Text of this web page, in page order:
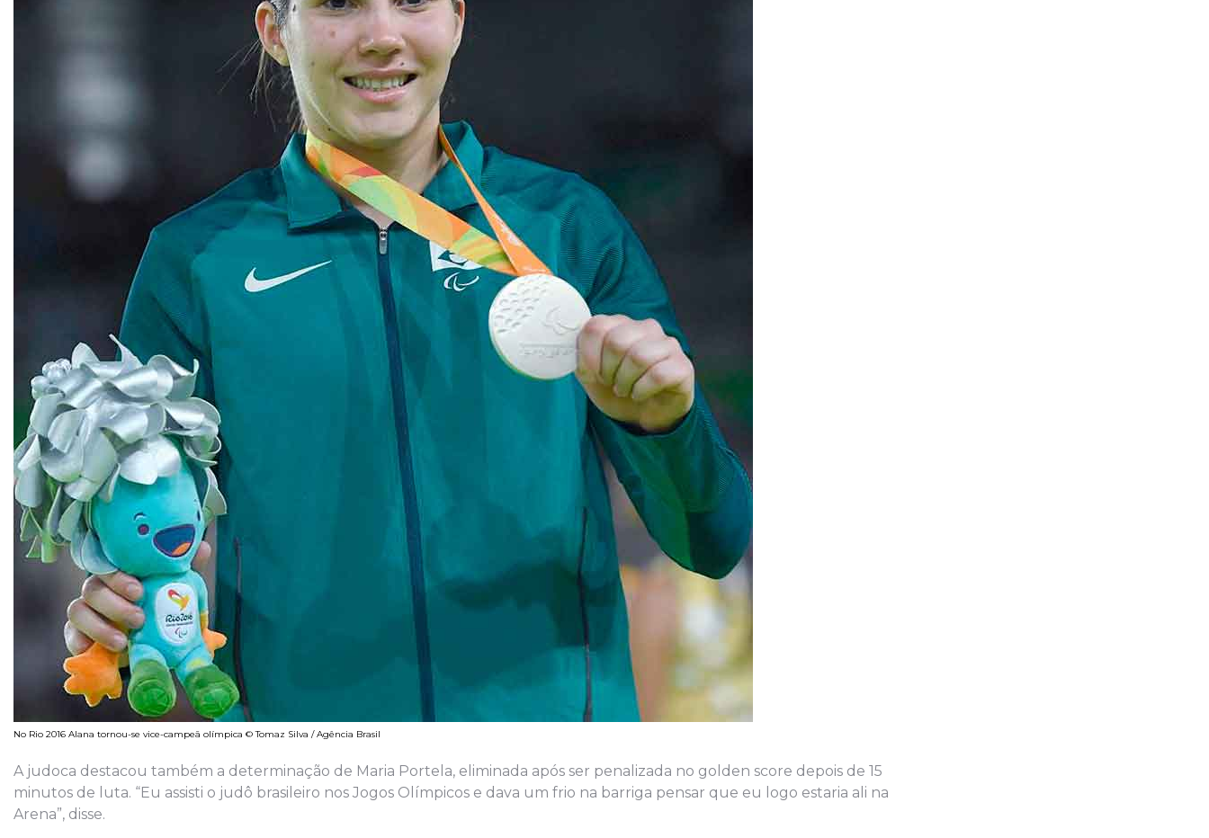
No Rio 2016 Alana tornou-se vice-campeã olímpica © Tomaz Silva / Agência Brasil
A judoca destacou também a determinação de Maria Portela, eliminada após ser penalizada no golden score depois de 15
minutos de luta. “Eu assisti o judô brasileiro nos Jogos Olímpicos e dava um frio na barriga pensar que eu logo estaria ali na
Arena”, disse.